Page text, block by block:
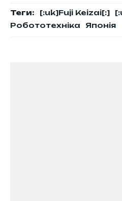
Теги: [:uk]Fuji Keizai[:]
Робототехніка
Японія